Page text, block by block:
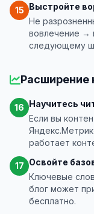
15 Выстройте
Не
вовлечение →
следующему
Расширение
16 Научитесь
Если вы
работает
17 Освойте
Ключевые
блог может
бесплатно.